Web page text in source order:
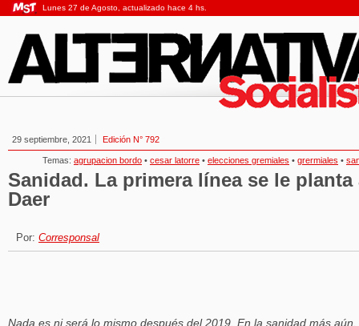
Lunes 27 de Agosto, actualizado hace 4 hs.
29 septiembre, 2021 Edición N° 792
Temas: agrupacion bordo • cesar latorre • elecciones gremiales • grermiales •
Sanidad. La primera línea se le planta
Daer
Por: Corresponsal
Nada es ni será lo mismo después del 2019. En la sanidad más aún.